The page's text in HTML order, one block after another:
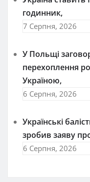
годинник,
7 Серпня, 2026
У Польщі
перехоплення
Україною,
6 Серпня, 2026
Українські
зробив заяву
6 Серпня, 2026